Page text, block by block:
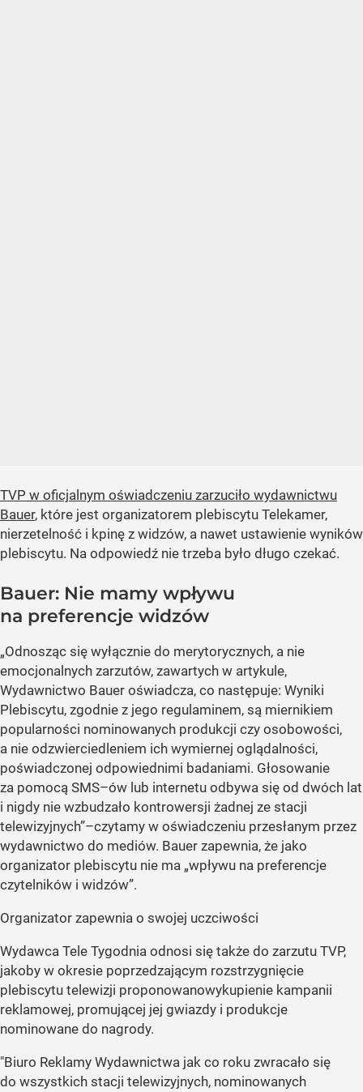
TVP w oficjalnym oświadczeniu zarzuciło wydawnictwu
Bauer, które jest organizatorem plebiscytu Telekamer,
nierzetelność i kpinę z widzów, a nawet ustawienie wyników
plebiscytu. Na odpowiedź nie trzeba było długo czekać.
Bauer: Nie mamy wpływu
na preferencje widzów
„Odnosząc się wyłącznie do merytorycznych, a nie
emocjonalnych zarzutów, zawartych w artykule,
Wydawnictwo Bauer oświadcza, co następuje: Wyniki
Plebiscytu, zgodnie z jego regulaminem, są miernikiem
popularności nominowanych produkcji czy osobowości,
a nie odzwierciedleniem ich wymiernej oglądalności,
poświadczonej odpowiednimi badaniami. Głosowanie
za pomocą SMS–ów lub internetu odbywa się od dwóch lat
i nigdy nie wzbudzało kontrowersji żadnej ze stacji
telewizyjnych”–czytamy w oświadczeniu przesłanym przez
wydawnictwo do mediów. Bauer zapewnia, że jako
organizator plebiscytu nie ma „wpływu na preferencje
czytelników i widzów”.
Organizator zapewnia o swojej uczciwości
Wydawca Tele Tygodnia odnosi się także do zarzutu TVP,
jakoby w okresie poprzedzającym rozstrzygnięcie
plebiscytu telewizji proponowanowykupienie kampanii
reklamowej, promującej jej gwiazdy i produkcje
nominowane do nagrody.
"Biuro Reklamy Wydawnictwa jak co roku zwracało się
do wszystkich stacji telewizyjnych, nominowanych